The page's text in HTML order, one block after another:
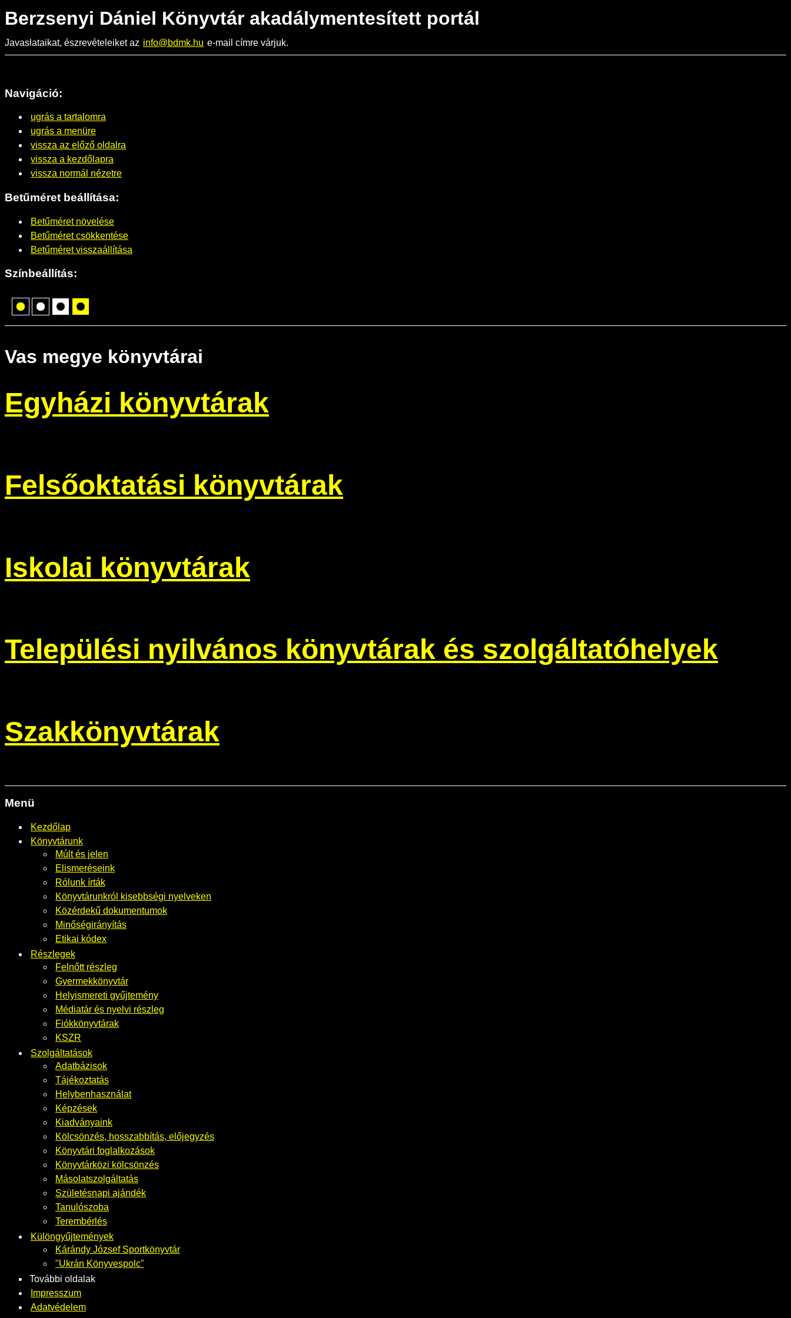
Berzsenyi Dániel Könyvtár akadálymentesített portál
Javaslataikat, észrevételeiket az info@bdmk.hu e-mail címre várjuk.
Navigáció:
ugrás a tartalomra
ugrás a menüre
vissza az előző oldalra
vissza a kezdőlapra
vissza normál nézetre
Betűméret beállítása:
Betűméret növelése
Betűméret csökkentése
Betűméret visszaállítása
Színbeállítás:
Vas megye könyvtárai
Egyházi könyvtárak
Felsőoktatási könyvtárak
Iskolai könyvtárak
Települési nyilvános könyvtárak és szolgáltatóhelyek
Szakkönyvtárak
Menü
Kezdőlap
Könyvtárunk
Múlt és jelen
Elismeréseink
Rólunk írták
Könyvtárunkról kisebbségi nyelveken
Közérdekű dokumentumok
Minőségirányítás
Etikai kódex
Részlegek
Felnőtt részleg
Gyermekkönyvtár
Helyismereti gyűjtemény
Médiatár és nyelvi részleg
Fiókkönyvtárak
KSZR
Szolgáltatások
Adatbázisok
Tájékoztatás
Helybenhasználat
Képzések
Kiadványaink
Kölcsönzés, hosszabbítás, előjegyzés
Könyvtári foglalkozások
Könyvtárközi kölcsönzés
Másolatszolgáltatás
Születésnapi ajándék
Tanulószoba
Terembérlés
Különgyűjtemények
Kárándy József Sportkönyvtár
"Ukrán Könyvespolc"
További oldalak
Impresszum
Adatvédelem